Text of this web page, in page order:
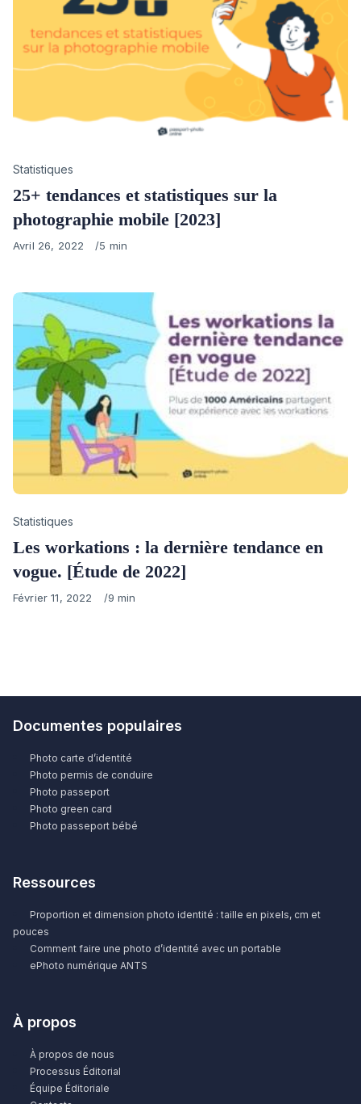
Category
Statistiques
25+ tendances et statistiques sur la
photographie mobile [2023]
Published
Avril 26, 2022 5 min
Category
Statistiques
Les workations : la dernière tendance en
vogue. [Étude de 2022]
Published
Février 11, 2022 9 min
Documentes populaires
Photo carte d’identité
Photo permis de conduire
Photo passeport
Photo green card
Photo passeport bébé
Ressources
Proportion et dimension photo identité : taille en pixels, cm et
pouces
Comment faire une photo d’identité avec un portable
ePhoto numérique ANTS
À propos
À propos de nous
Processus Éditorial
Équipe Éditoriale